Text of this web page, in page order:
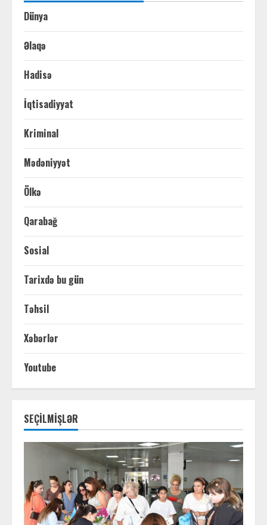
Dünya
Əlaqə
Hadisə
İqtisadiyyat
Kriminal
Mədəniyyət
Ölkə
Qarabağ
Sosial
Tarixdə bu gün
Təhsil
Xəbərlər
Youtube
SEÇİLMİŞLƏR